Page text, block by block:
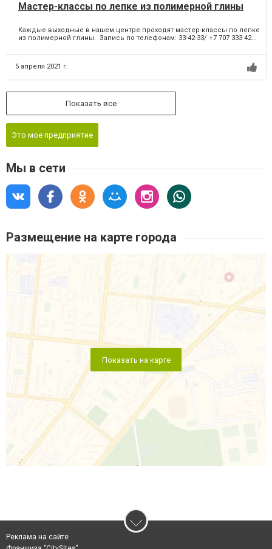
Мастер-классы по лепке из полимерной глины
Каждые выходные в нашем центре проходят мастер-классы по лепке
из полимерной глины. Запись по телефонам: 33-42-33/ +7 707 333 42...
5 апреля 2021 г.
Показать все
Это мое предприятие
Мы в сети
Размещение на карте города
Показать на карте
Реклама на сайте